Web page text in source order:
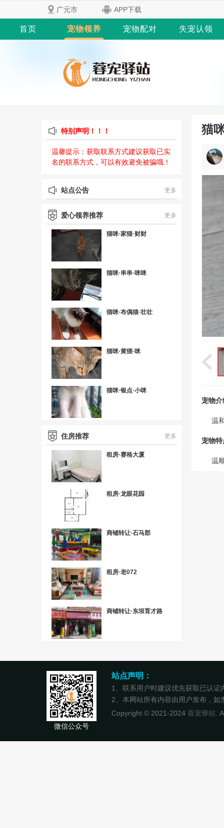
广元市 APP下载
首页 宠物领养 宠物配对 失宠认领
特别声明！！！
温馨提示：获取联系方式建议获取已实
名的联系方式，可以有效避免被骗哦！
站点公告 更多
爱心领养推荐 更多
猫咪·家猫·财财
猫咪·串串·咪咪
猫咪·布偶猫·壮壮
猫咪·黄狸·咪
猫咪·银点·小咪
住房推荐 更多
租房·赛格大厦
租房·龙眼花园
商铺转让·石马郡
租房·老072
商铺转让·东坝育才路
猫
宠物介
温
宠物特
温
微信公众号
站点声明：
1、联系用户时建议优先获取已认
2、本网站所有内容由用户发布，
Copyright © 2021-2024 蓉宠驿站.